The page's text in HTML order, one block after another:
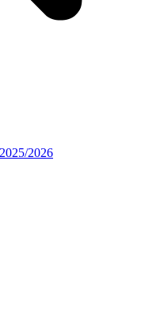
2026